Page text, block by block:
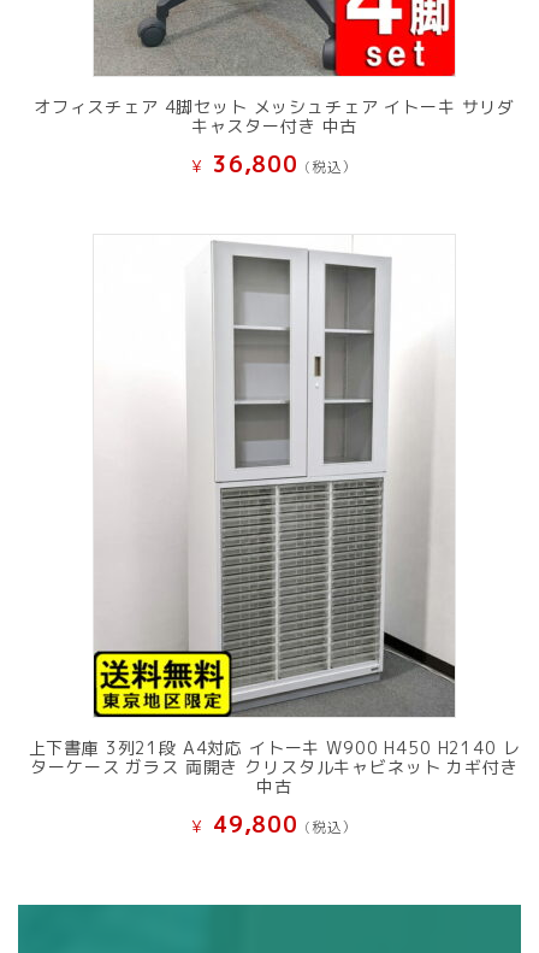
オフィスチェア 4脚セット メッシュチェア イトーキ サリダ
キャスター付き 中古
¥ 36,800 (税込）
上下書庫 3列21段 A4対応 イトーキ W900 H450 H2140 レ
ターケース ガラス 両開き クリスタルキャビネット カギ付き
中古
¥ 49,800 (税込）